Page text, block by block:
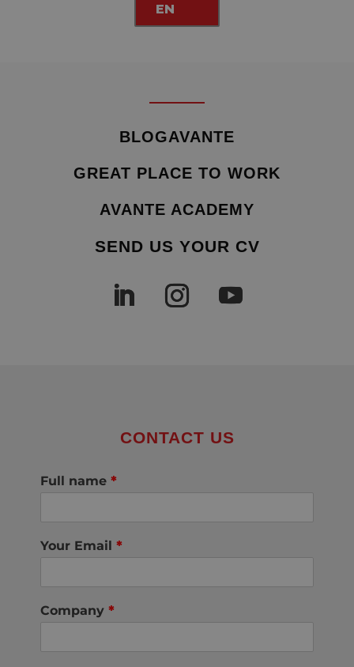
EN
BLOGAVANTE
GREAT PLACE TO WORK
AVANTE ACADEMY
SEND US YOUR CV
CONTACT US
Full name *
Your Email *
Company *